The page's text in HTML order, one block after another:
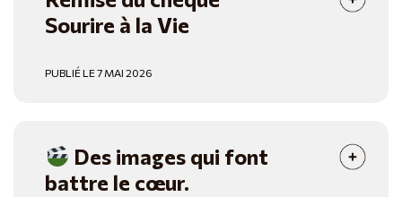
Sourire à la Vie
PUBLIÉ LE 7 MAI 2026
Des images qui font
battre le cœur.